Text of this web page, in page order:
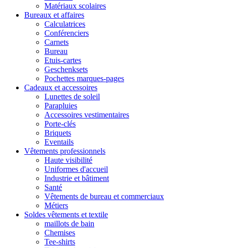
Matériaux scolaires
Bureaux et affaires
Calculatrices
Conférenciers
Carnets
Bureau
Etuis-cartes
Geschenksets
Pochettes marques-pages
Cadeaux et accessoires
Lunettes de soleil
Parapluies
Accessoires vestimentaires
Porte-clés
Briquets
Eventails
Vêtements professionnels
Haute visibilité
Uniformes d'accueil
Industrie et bâtiment
Santé
Vêtements de bureau et commerciaux
Métiers
Soldes vêtements et textile
maillots de bain
Chemises
Tee-shirts